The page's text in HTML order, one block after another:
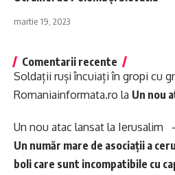
martie 19, 2023
Comentarii recente
Soldații ruși încuiați în gropi cu
Romaniainformata.ro la Un nou
Un nou atac lansat la Ierusalim
Un număr mare de asociații a
boli care sunt incompatibile cu